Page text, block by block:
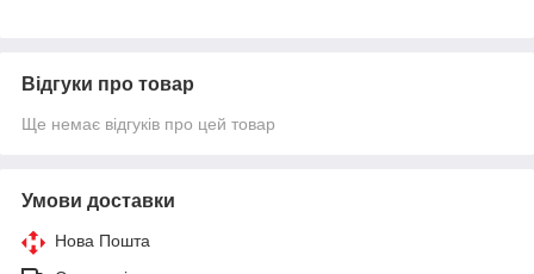
Відгуки про товар
Ще немає відгуків про цей товар
Умови доставки
Нова Пошта